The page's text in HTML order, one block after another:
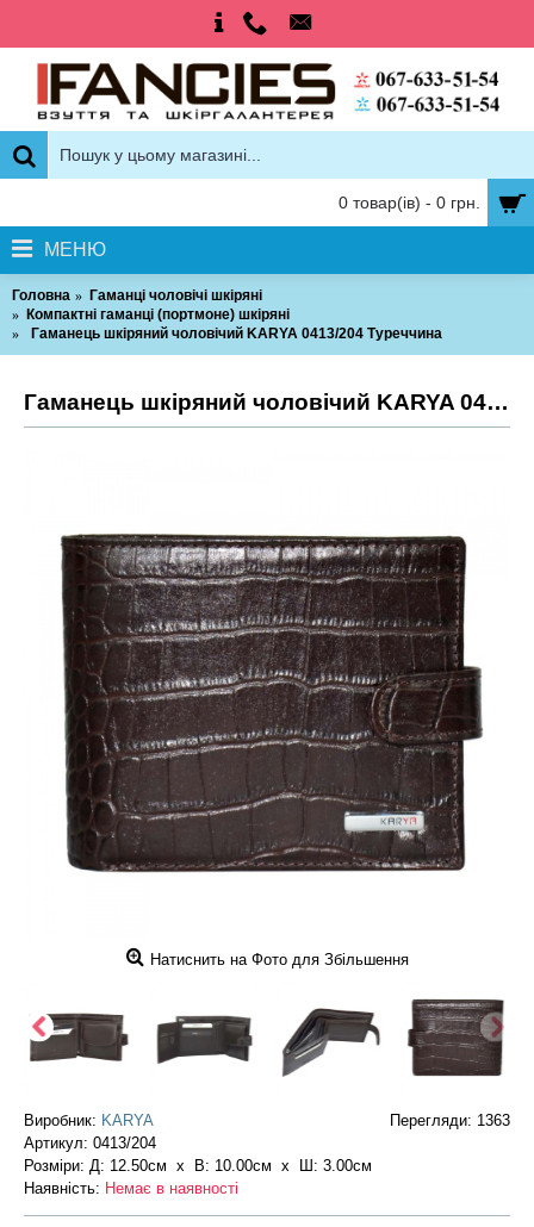
0 товар(ів) - 0 грн.
МЕНЮ
Головна
Гаманці чоловічі шкіряні
Компактні гаманці (портмоне) шкіряні
Гаманець шкіряний чоловічий KARYA 0413/204 Туреччина
Гаманець шкіряний чоловічий KARYA 0413/204 Туреччина
Натиснить на Фото для Збільшення
Перегляди: 1363
Виробник: KARYA
Артикул: 0413/204
Розміри: Д: 12.50см х В: 10.00см x Ш: 3.00см
Наявність: Немає в наявності